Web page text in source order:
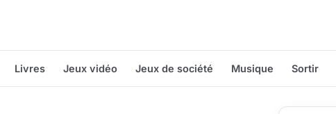
Livres Jeux vidéo Jeux de société Musique Sortir